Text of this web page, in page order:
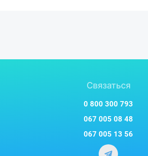
Связаться
0 800 300 793
067 005 08 48
067 005 13 56